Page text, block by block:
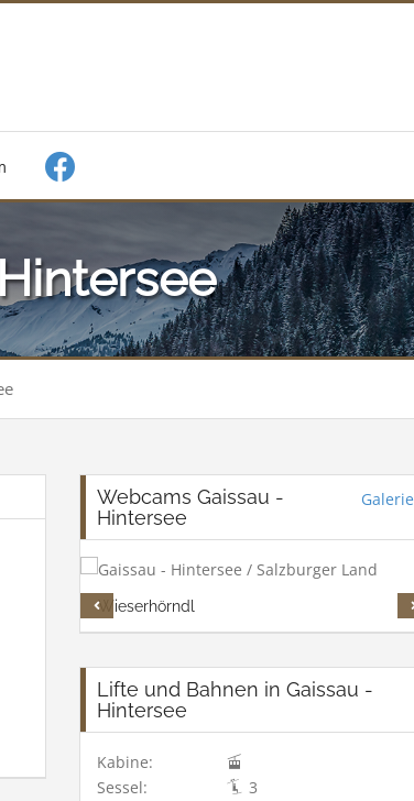
Webcams Gaissau -
Hintersee
Galerie
Wieserhörndl
Lifte und Bahnen in Gaissau -
Hintersee
Kabine:
Sessel:
3